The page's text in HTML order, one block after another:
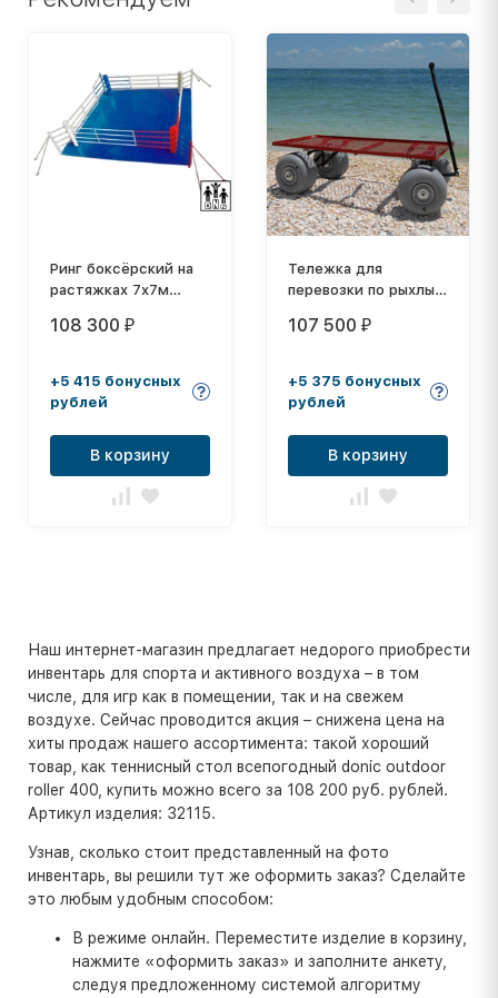
Ринг боксёрский на
растяжках 7х7м
монтажная площадка
108 300 ₽
+5 415 бонусных
рублей
В корзину
Тележка для
перевозки по рыхлым
снег)
107 500 ₽
+5 375 бонусных
рублей
В корзину
Наш интернет-магазин предлагает недорого приобрести
инвентарь для спорта и активного воздуха – в том
числе, для игр как в помещении, так и на свежем
воздухе. Сейчас проводится акция – снижена цена на
хиты продаж нашего ассортимента: такой хороший
товар, как теннисный стол всепогодный donic outdoor
roller 400, купить можно всего за 108 200 руб. рублей.
Артикул изделия: 32115.
Узнав, сколько стоит представленный на фото
инвентарь, вы решили тут же оформить заказ? Сделайте
это любым удобным способом:
В режиме онлайн. Переместите изделие в корзину,
нажмите «оформить заказ» и заполните анкету,
следуя предложенному системой алгоритму